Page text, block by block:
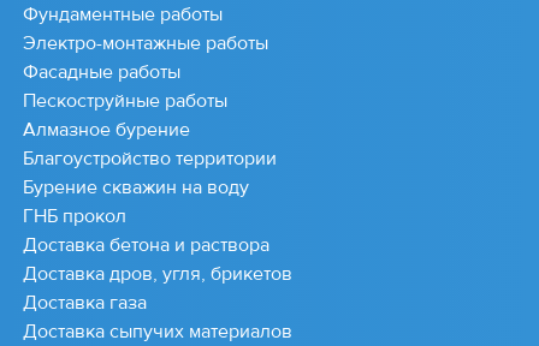
Фундаментные работы
Электро-монтажные работы
Фасадные работы
Пескоструйные работы
Алмазное бурение
Благоустройство территории
Бурение скважин на воду
ГНБ прокол
Доставка бетона и раствора
Доставка дров, угля, брикетов
Доставка газа
Доставка сыпучих материалов